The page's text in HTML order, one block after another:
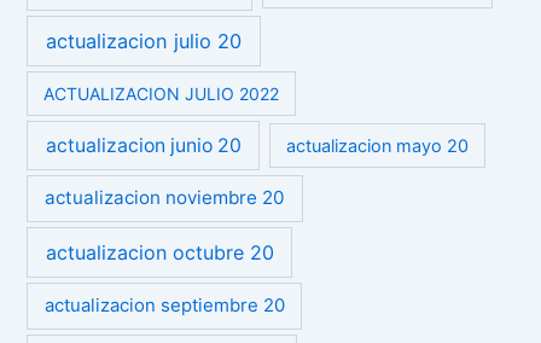
actualizacion julio 20
ACTUALIZACION JULIO 2022
actualizacion junio 20 actualizacion mayo 20
actualizacion noviembre 20
actualizacion octubre 20
actualizacion septiembre 20